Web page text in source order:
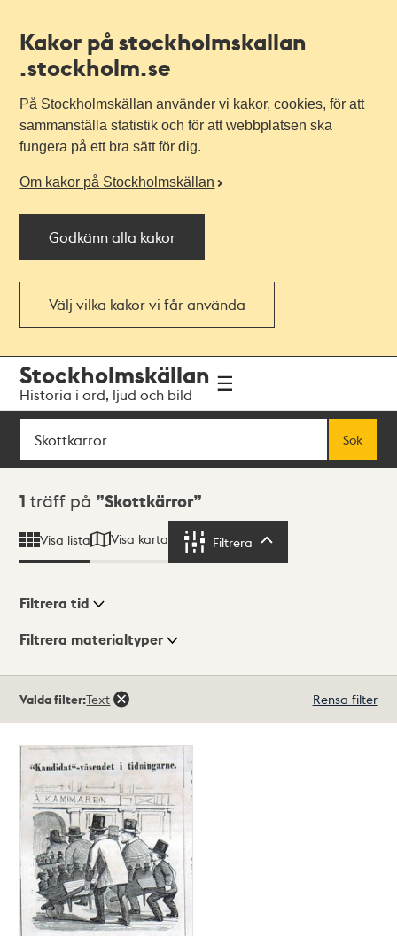
Kakor på stockholmskallan
.stockholm.se
På Stockholmskällan använder vi kakor, cookies, för att
sammanställa statistik och för att webbplatsen ska
fungera på ett bra sätt för dig.
Om kakor på Stockholmskällan
Godkänn alla kakor
Välj vilka kakor vi får använda
navigationen
huvudinnehållet
Stockholmskällan
Historia i ord, ljud och bild
Sök
Sök
Sökresultat
1 träff på Skottkärror
Visa lista Visa karta Filtrera
Visningsläge
Filtrera tid
Filtrera materialtyper
träffar
Valda filter:Text Rensa filter